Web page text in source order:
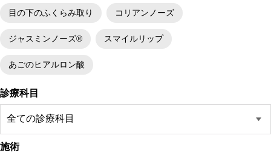
目の下のふくらみ取り コリアンノーズ
ジャスミンノーズ® スマイルリップ
あごのヒアルロン酸
診療科目
施術